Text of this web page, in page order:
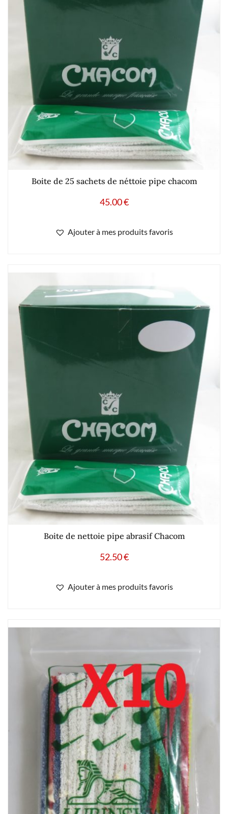
Boite de 25 sachets de néttoie pipe chacom
45.00€
Ajouter à mes produits favoris
Boite de nettoie pipe abrasif Chacom
52.50€
Ajouter à mes produits favoris